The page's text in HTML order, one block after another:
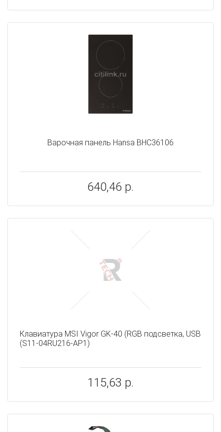
Варочная панель Hansa BHC36106
640,46 р.
Клавиатура MSI Vigor GK-40 (RGB подсветка, USB
(S11-04RU216-AP1)
115,63 р.